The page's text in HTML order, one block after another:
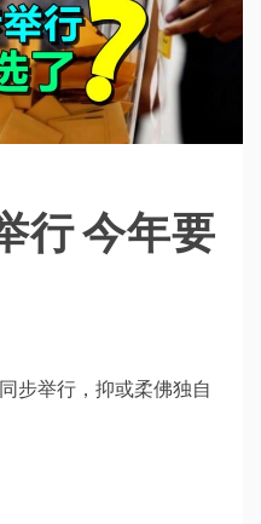
行 今年要
步举行，抑或柔佛独自